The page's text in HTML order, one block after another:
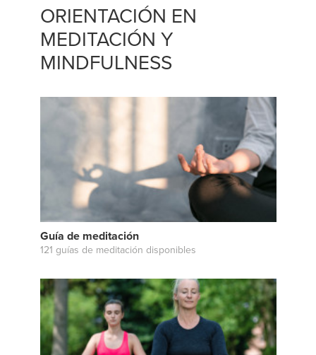
ORIENTACIÓN EN
MEDITACIÓN Y
MINDFULNESS
Guía de meditación
121 guías de meditación disponibles